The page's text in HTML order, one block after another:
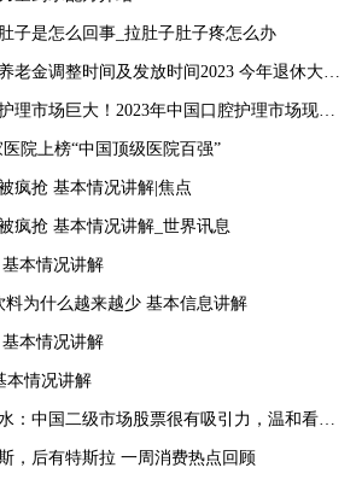
子是怎么回事_拉肚子肚子疼怎么办
调整时间及发放时间2023 今年退休大概会涨的的？
市场巨大！2023年中国口腔护理市场现状分析
院上榜“中国顶级医院百强”
疯抢 基本情况讲解|焦点
疯抢 基本情况讲解_世界讯息
本情况讲解
料为什么越来越少 基本信息讲解
本情况讲解
本情况讲解
二级市场股票很有吸引力，温和看多中国资产|全球简讯
，后有特斯拉 一周消费热点回顾